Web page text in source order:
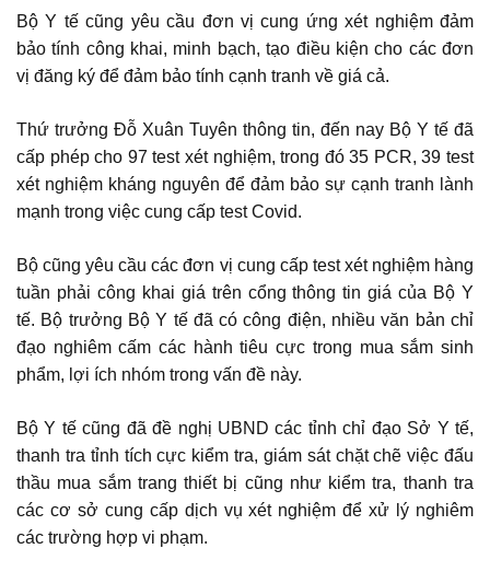
Bộ Y tế cũng yêu cầu đơn vị cung ứng xét nghiệm đảm
bảo tính công khai, minh bạch, tạo điều kiện cho các đơn
vị đăng ký để đảm bảo tính cạnh tranh về giá cả.
Thứ trưởng Đỗ Xuân Tuyên thông tin, đến nay Bộ Y tế đã
cấp phép cho 97 test xét nghiệm, trong đó 35 PCR, 39 test
xét nghiệm kháng nguyên để đảm bảo sự cạnh tranh lành
mạnh trong việc cung cấp test Covid.
Bộ cũng yêu cầu các đơn vị cung cấp test xét nghiệm hàng
tuần phải công khai giá trên cổng thông tin giá của Bộ Y
tế. Bộ trưởng Bộ Y tế đã có công điện, nhiều văn bản chỉ
đạo nghiêm cấm các hành tiêu cực trong mua sắm sinh
phẩm, lợi ích nhóm trong vấn đề này.
Bộ Y tế cũng đã đề nghị UBND các tỉnh chỉ đạo Sở Y tế,
thanh tra tỉnh tích cực kiểm tra, giám sát chặt chẽ việc đấu
thầu mua sắm trang thiết bị cũng như kiểm tra, thanh tra
các cơ sở cung cấp dịch vụ xét nghiệm để xử lý nghiêm
các trường hợp vi phạm.